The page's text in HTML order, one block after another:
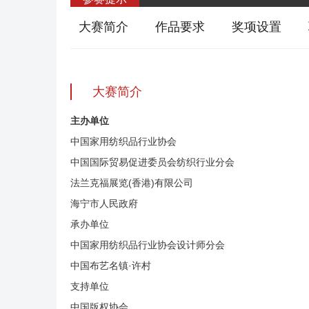
大赛简介 作品要求 奖项设置
大赛简介
主办单位
中国家用纺织品行业协会
中国国际贸易促进委员会纺织行业分会
法兰克福展览(香港)有限公司
海宁市人民政府
承办单位
中国家用纺织品行业协会设计师分会
中国布艺名镇·许村
支持单位